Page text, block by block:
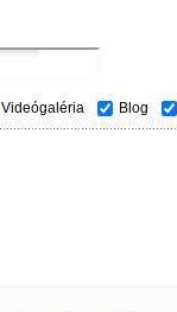
Videógaléria Blog